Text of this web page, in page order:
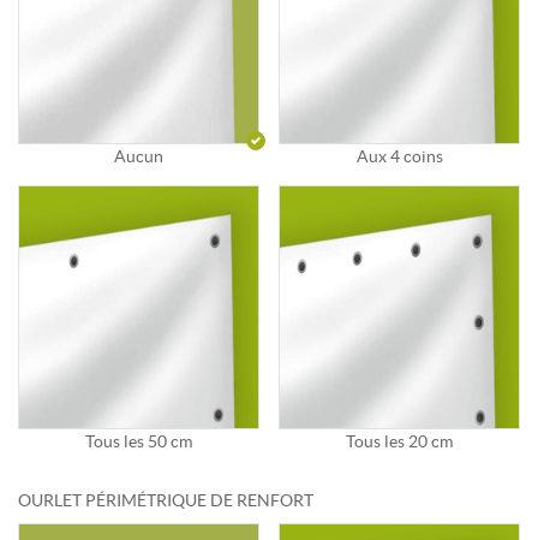
Aucun Aux 4 coins
Tous les 50 cm Tous les 20 cm
OURLET PÉRIMÉTRIQUE DE RENFORT